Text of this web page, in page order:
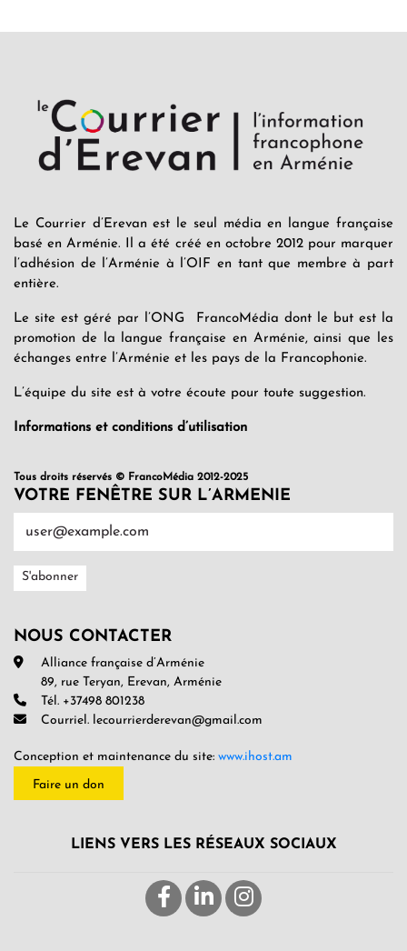
Le Courrier d’Erevan est le seul média en langue française
basé en Arménie. Il a été créé en octobre 2012 pour marquer
l’adhésion de l’Arménie à l’OIF en tant que membre à part
entière.
Le site est géré par l’ONG FrancoMédia dont le but est la
promotion de la langue française en Arménie, ainsi que les
échanges entre l’Arménie et les pays de la Francophonie.
L’équipe du site est à votre écoute pour toute suggestion.
Informations et conditions d’utilisation
Tous droits réservés © FrancoMédia 2012-2025
VOTRE FENÊTRE SUR L’ARMENIE
NOUS CONTACTER
Alliance française d’Arménie
89, rue Teryan, Erevan, Arménie
Tél. +37498 801238
Courriel. lecourrierderevan@gmail.com
Conception et maintenance du site: www.ihost.am
Faire un don
LIENS VERS LES RÉSEAUX SOCIAUX